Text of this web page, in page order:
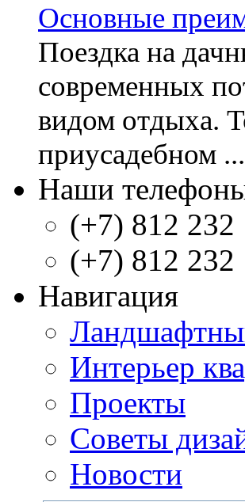
Основные
Поездка на
современных
видом отдыха.
приусадебном ...
Наши
(+7) 812 232
(+7) 812 232
Навигация
Интерьер
Проекты
Советы
Новости